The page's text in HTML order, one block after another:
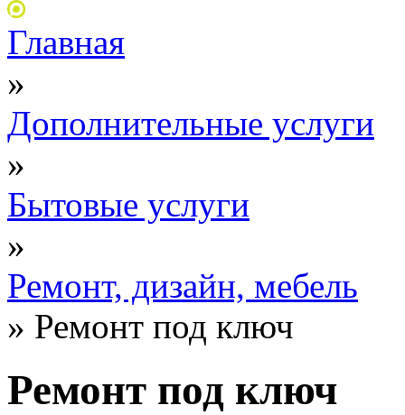
Главная
»
Дополнительные услуги
»
Бытовые услуги
»
Ремонт, дизайн, мебель
» Ремонт под ключ
Ремонт под ключ